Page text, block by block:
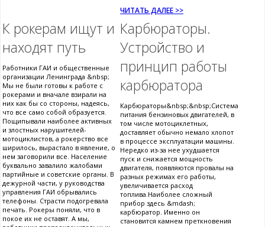
ЧИТАТЬ ДАЛЕЕ >>
К рокерам ищут и
находят путь
Работники ГАИ и общественные
организации Ленинграда &nbsp;
Мы не были готовы к работе с
рокерами и вначале взирали на
них как бы со стороны, надеясь,
что все само собой образуется.
Пощипывали наиболее активных
и злостных нарушителей-
мотоциклистов, а рокерство все
ширилось, вырастало в явление, о
нем заговорили все. Население
буквально завалило жалобами
партийные и советские органы. В
дежурной части, у руководства
управления ГАИ обрывались
телефоны. Страсти подогревала
печать. Рокеры поняли, что в
покое их не оставят. А мы,
Карбюраторы.
Устройство и
принцип работы
карбюратора
Карбюраторы&nbsp;&nbsp;Система
питания бензиновых двигателей, в
том числе мотоциклетных,
доставляет обычно немало хлопот
в процессе эксплуатации машины.
Нередко из-за нее ухудшается
пуск и снижается мощность
двигателя, появляются провалы на
разных режимах его работы,
увеличивается расход
топлива.Наиболее сложный
прибор здесь &mdash;
карбюратор. Именно он
становится камнем преткновения